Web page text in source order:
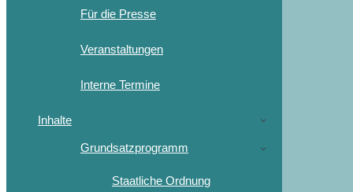
Für die Presse
Veranstaltungen
Interne Termine
Inhalte
Grundsatzprogramm
Staatliche Ordnung